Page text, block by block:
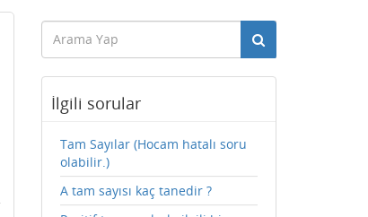
İlgili sorular
Tam Sayılar (Hocam hatalı soru
olabilir.)
A tam sayısı kaç tanedir ?